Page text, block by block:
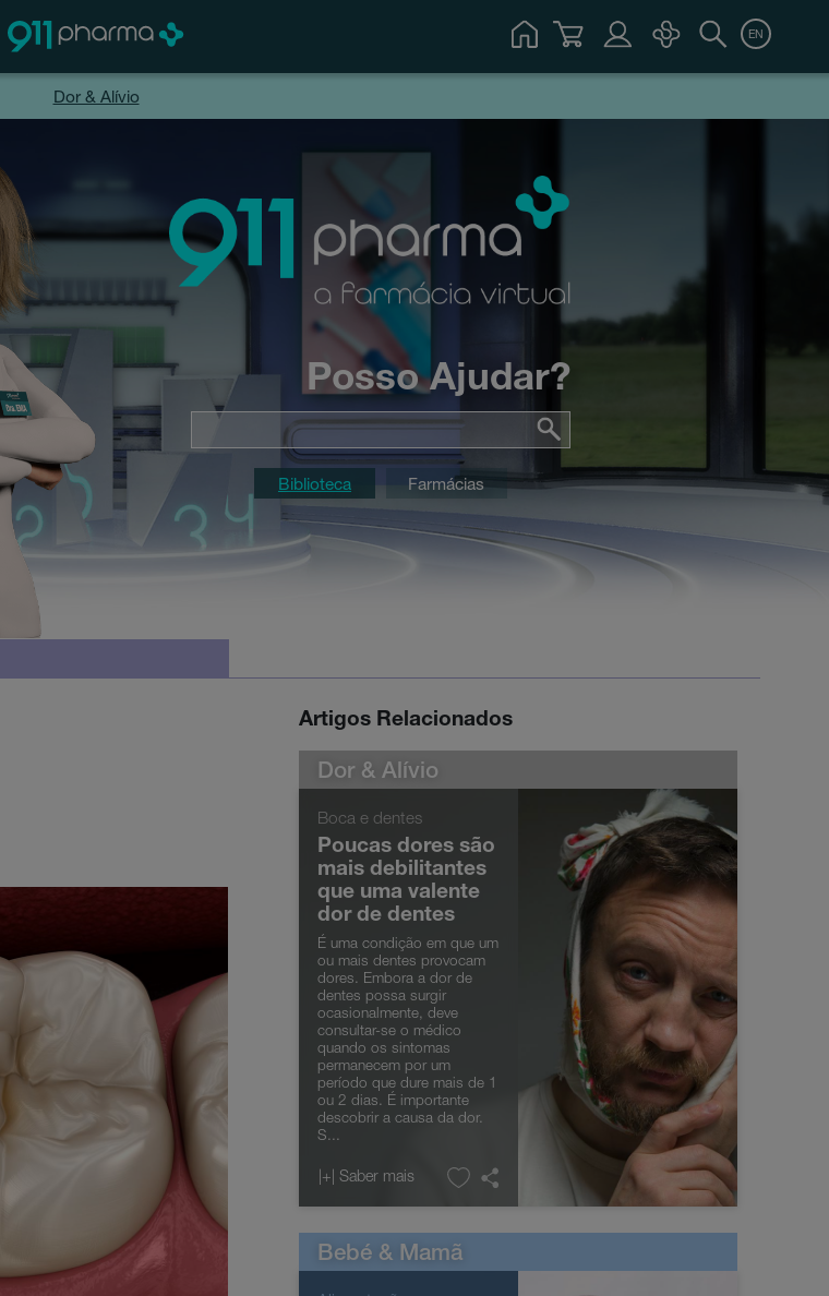
EN
Dor & Alívio
Posso Ajudar?
Biblioteca Farmácias
Artigos Relacionados
Dor & Alívio
Boca e dentes
Poucas dores são
mais debilitantes
que uma valente
dor de dentes
É uma condição em que um
ou mais dentes provocam
dores. Embora a dor de
dentes possa surgir
ocasionalmente, deve
consultar-se o médico
quando os sintomas
permanecem por um
período que dure mais de 1
ou 2 dias. É importante
descobrir a causa da dor.
S...
|+| Saber mais
Bebé & Mamã